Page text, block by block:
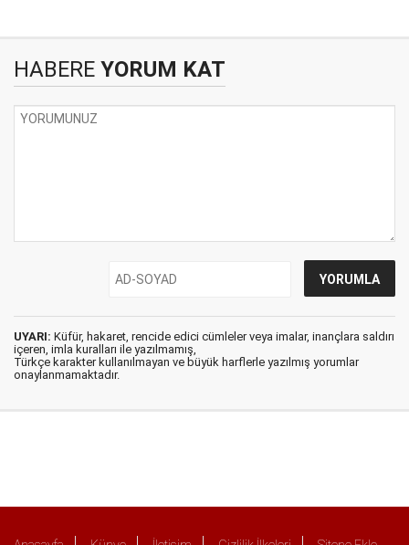
HABERE YORUM KAT
UYARI: Küfür, hakaret, rencide edici cümleler veya imalar, inançlara saldırı
içeren, imla kuralları ile yazılmamış,
Türkçe karakter kullanılmayan ve büyük harflerle yazılmış yorumlar
onaylanmamaktadır.